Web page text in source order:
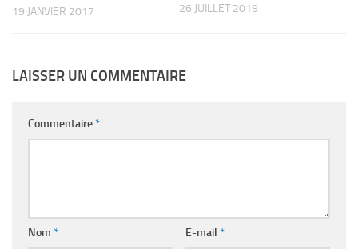
19 JANVIER 2017 26 JUILLET 2019
LAISSER UN COMMENTAIRE
Commentaire*
Nom * E-mail *